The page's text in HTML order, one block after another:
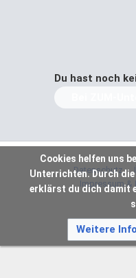
Du hast noch
Datenschutz
Impressum
Cookies helfen uns
Unterrichten. Durch
erklärst du dich damit
Weitere